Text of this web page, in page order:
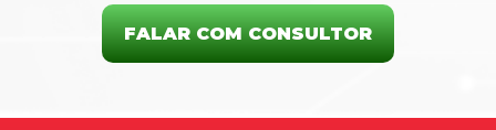
FALAR COM CONSULTOR